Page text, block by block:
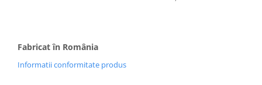
Fabricat în România
Informatii conformitate produs